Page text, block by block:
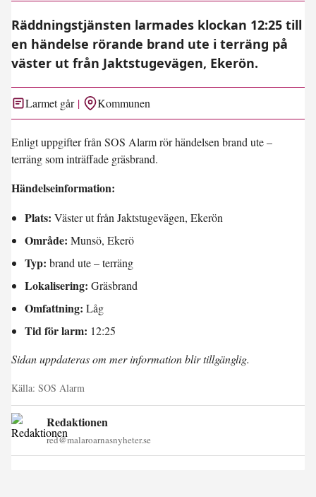
Räddningstjänsten larmades klockan 12:25 till
en händelse rörande brand ute i terräng på
väster ut från Jaktstugevägen, Ekerön.
Larmet går Kommunen
Enligt uppgifter från SOS Alarm rör händelsen brand ute –
terräng som inträffade gräsbrand.
Händelseinformation:
Plats: Väster ut från Jaktstugevägen, Ekerön
Område: Munsö, Ekerö
Typ: brand ute – terräng
Lokalisering: Gräsbrand
Omfattning: Låg
Tid för larm: 12:25
Sidan uppdateras om mer information blir tillgänglig.
Källa: SOS Alarm
Redaktionen
red@malaroarnasnyheter.se